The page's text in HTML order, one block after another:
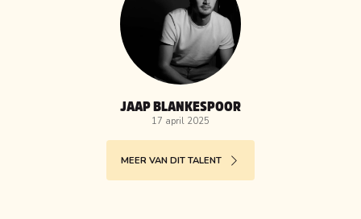
JAAP BLANKESPOOR
17 april 2025
MEER VAN DIT TALENT